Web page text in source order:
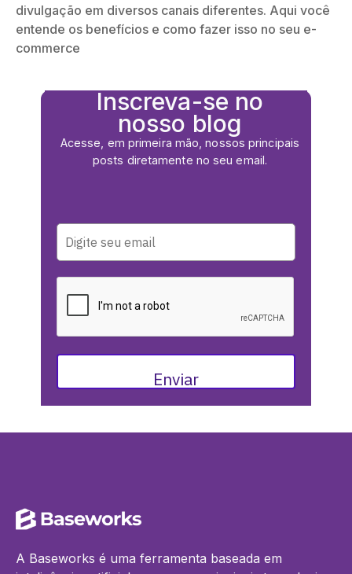
divulgação em diversos canais diferentes. Aqui você
entende os benefícios e como fazer isso no seu e-
commerce
Inscreva-se no
nosso blog
Acesse, em primeira mão, nossos principais
posts diretamente no seu email.
Enviar
A Baseworks é uma ferramenta baseada em